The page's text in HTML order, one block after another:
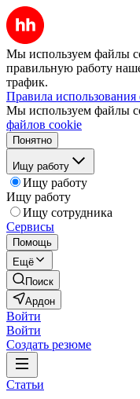
Мы используем файлы
правильную работу
трафик.
Правила
Мы используем файлы
файлов cookie
Понятно
Ищу работу
Ищу работу
Ищу работу
Ищу сотрудника
Сервисы
Помощь
Ещё
Поиск
Ардон
Войти
Войти
Создать резюме
Статьи